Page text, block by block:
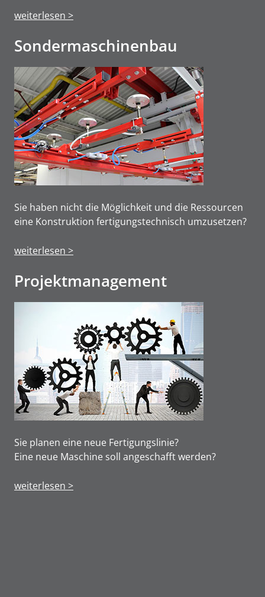
weiterlesen >
Sonderma­schinen­bau
Sie haben nicht die Möglichkeit und die Ressourcen
eine Konstruktion fertigungstechnisch umzusetzen?
weiterlesen >
Projektmanage­ment
Sie planen eine neue Fertigungslinie?
Eine neue Maschine soll angeschafft werden?
weiterlesen >